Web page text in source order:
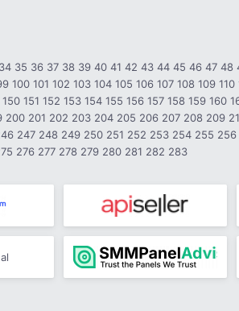
34 35 36 37 38 39 40 41 42 43 44 45 46 47 48
100 101 102 103 104 105 106 107 108 109 110
150 151 152 153 154 155 156 157 158 159 160
200 201 202 203 204 205 206 207 208 209
247 248 249 250 251 252 253 254 255 256
276 277 278 279 280 281 282 283